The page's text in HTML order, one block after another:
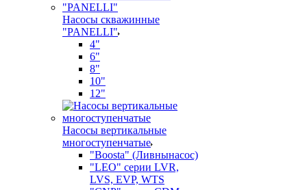
Насосы скважинные
"PANELLI"
4"
6"
8"
10"
12"
Насосы вертикальные
многоступенчатые
"Boosta" (Ливнынасос)
"LEO" серии LVR,
LVS, EVP, WTS